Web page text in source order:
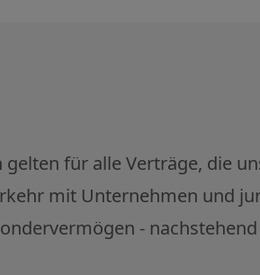
für alle Verträge, die
mit Unternehmen und
-